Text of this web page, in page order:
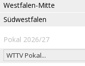
Westfalen-Mitte
Südwestfalen
Pokal 2026/27